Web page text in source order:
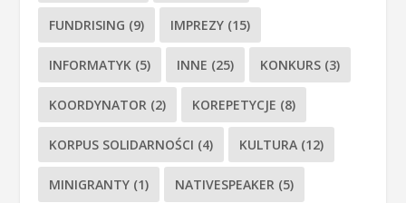
FUNDRISING (9) IMPREZY (15)
INFORMATYK (5) INNE (25) KONKURS (3)
KOORDYNATOR (2) KOREPETYCJE (8)
KORPUS SOLIDARNOŚCI (4) KULTURA (12)
MINIGRANTY (1) NATIVESPEAKER (5)